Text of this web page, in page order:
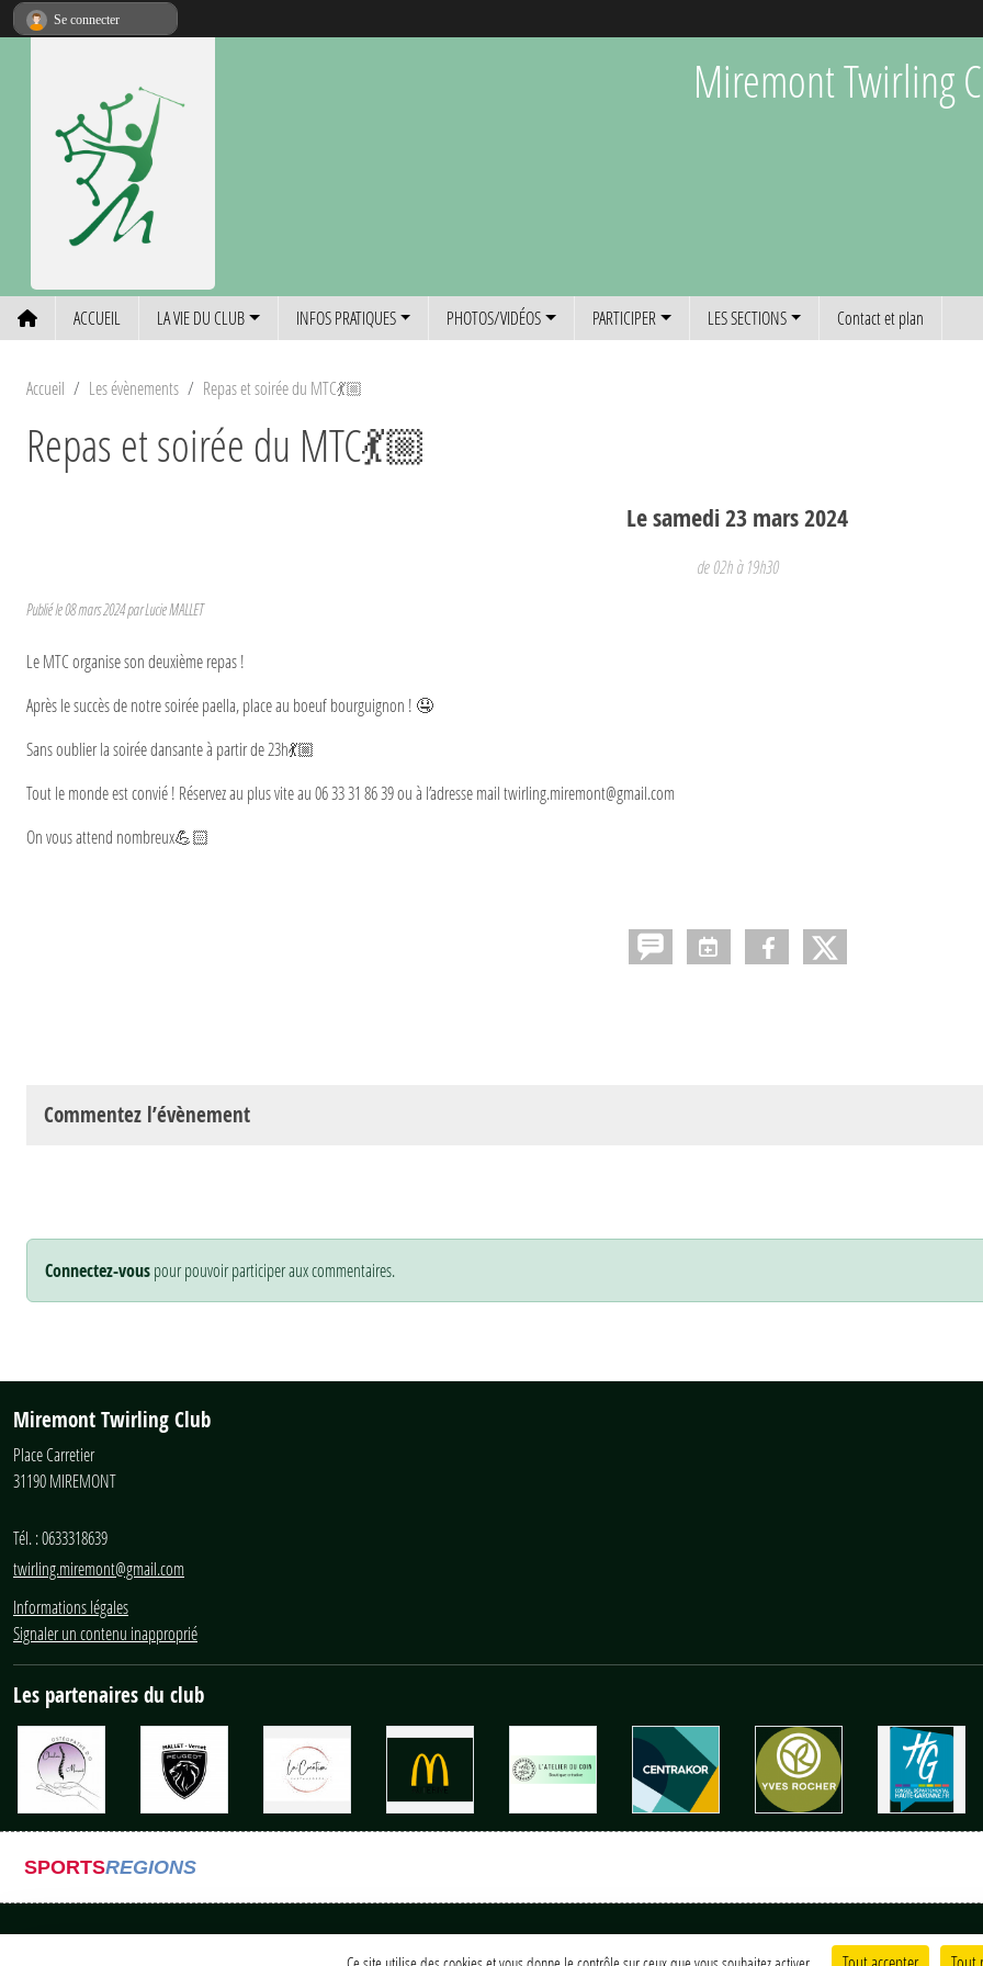
Miremont Twirling
ACCUEIL LA VIE DU CLUB INFOS PRATIQUES PHOTOS/VIDÉOS PARTICIPER LES SECTIONS Contact et plan
Accueil Les évènements Repas et soirée du MTC💃🏼
Repas et soirée du MTC💃🏼
Lesamedi23mars2024
de 02h à 19h30
Publié le08 mars 2024par Lucie MALLET
Le MTC organise son deuxième repas !
Après le succès de notre soirée paella, place au boeuf bourguignon ! 🤤
Sans oublier la soirée dansante à partir de 23h💃🏼
Tout le monde est convié ! Réservez au plus vite au 06 33 31 86 39 ou à l’adresse mail twirling.miremont@gmail.com
On vous attend nombreux💪🏻
Commentez l’évènement
Connectez-vouspour pouvoir participer aux commentaires.
Miremont Twirling Club
Place Carretier
31190MIREMONT
Tél. :0633318639
twirling.miremont@gmail.com
Informations légales
Signaler un contenu inapproprié
Les partenaires du club
SPORTSREGIONS
Gestion des cookies
Se connecter
Panneau de gestion des cookies